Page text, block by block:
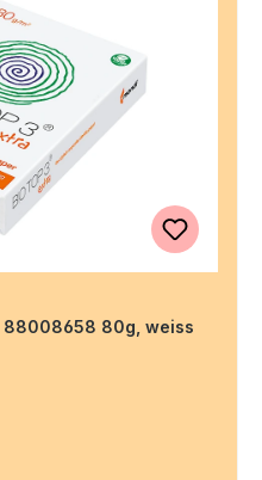
88008658 80g, weiss